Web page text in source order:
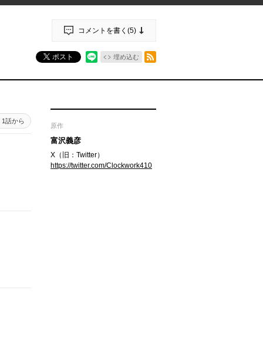
コメントを書く(5)
ポスト 埋め込む
1話から
原作
富沢義彦
X（旧：Twitter）
https://twitter.com/Clockwork410